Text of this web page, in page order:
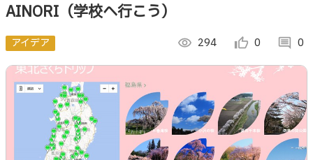
AINORI（学校へ行こう）
アイデア visibility 294 thumb_up_alt 0 comment 0